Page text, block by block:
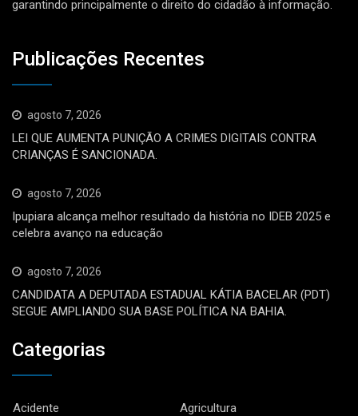
garantindo principalmente o direito do cidadão à informação.
Publicações Recentes
agosto 7, 2026
LEI QUE AUMENTA PUNIÇÃO A CRIMES DIGITAIS CONTRA
CRIANÇAS É SANCIONADA.
agosto 7, 2026
Ipupiara alcança melhor resultado da história no IDEB 2025 e
celebra avanço na educação
agosto 7, 2026
CANDIDATA A DEPUTADA ESTADUAL KÁTIA BACELAR (PDT)
SEGUE AMPLIANDO SUA BASE POLÍTICA NA BAHIA.
Categorias
Acidente
Agricultura